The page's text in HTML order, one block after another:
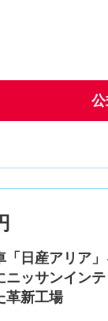
「日産アリア
ニッサンイン
革新工場